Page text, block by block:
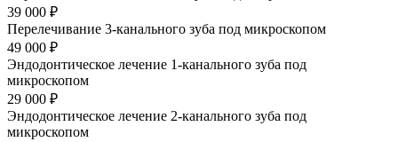
39 000 ₽
Перелечивание 3-канального зуба под микроскопом
49 000 ₽
Эндодонтическое лечение 1-канального зуба под
микроскопом
29 000 ₽
Эндодонтическое лечение 2-канального зуба под
микроскопом